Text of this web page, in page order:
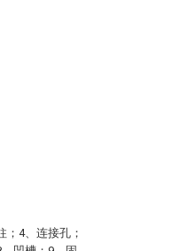
；4、连接孔；